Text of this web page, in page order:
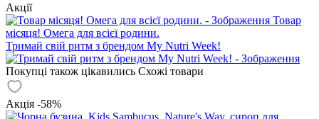
Акції
Товар
місяця! Омега для всієї родини.
Тримай свій ритм з брендом My Nutri Week!
Покупці також цікавились Схожі товари
Акція -58%